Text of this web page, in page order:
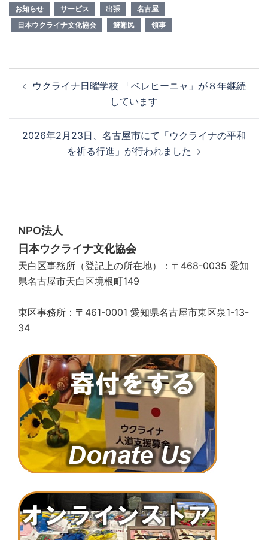
お知らせ サービス 出張
名古屋
日本ウクライナ文化協会
避難民 領事
ゲ
ウクライナ日曜学校 「ベレヒーニャ」が８年継続
しています
2026年2月23日、名古屋市にて「ウクライナの平和
を祈る行進」が行われました
NPO法人
日本ウクライナ文化協会
天白区事務所（登記上の所在地）：〒468-0035 愛知
県名古屋市天白区境根町149
東区事務所：〒461-0001 愛知県名古屋市東区泉1-13-
34